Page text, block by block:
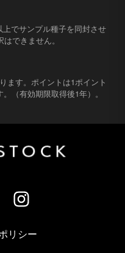
でサンプル種子を同封させ
できません。
ます。ポイントは1ポイント
（有効期限取得後1年）。
リシー